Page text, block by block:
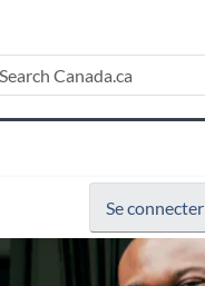
Search
Se connecter